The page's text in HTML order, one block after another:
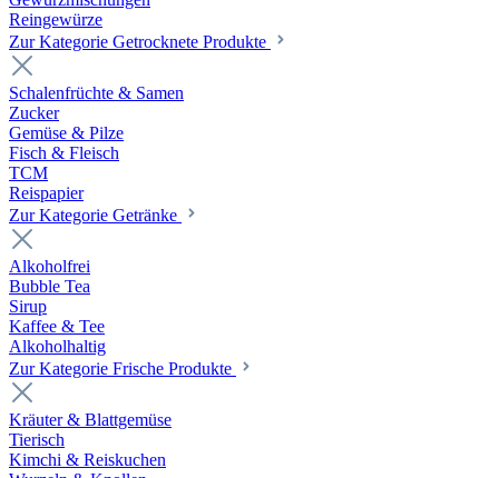
Reingewürze
Zur Kategorie Getrocknete Produkte
Schalenfrüchte & Samen
Zucker
Gemüse & Pilze
Fisch & Fleisch
TCM
Reispapier
Zur Kategorie Getränke
Alkoholfrei
Bubble Tea
Sirup
Kaffee & Tee
Alkoholhaltig
Zur Kategorie Frische Produkte
Kräuter & Blattgemüse
Tierisch
Kimchi & Reiskuchen